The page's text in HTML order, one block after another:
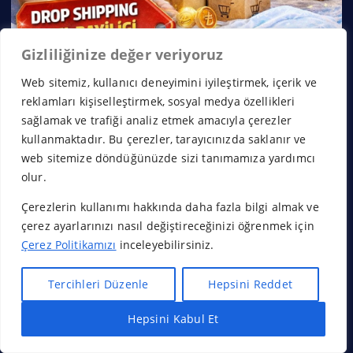
Gizliliğinize değer veriyoruz
Web sitemiz, kullanıcı deneyimini iyileştirmek, içerik ve
reklamları kişiselleştirmek, sosyal medya özellikleri
sağlamak ve trafiği analiz etmek amacıyla çerezler
kullanmaktadır. Bu çerezler, tarayıcınızda saklanır ve
web sitemize döndüğünüzde sizi tanımamıza yardımcı
olur.
Çerezlerin kullanımı hakkında daha fazla bilgi almak ve
çerez ayarlarınızı nasıl değiştireceğinizi öğrenmek için
Çerez Politikamızı inceleyebilirsiniz.
Tercihleri Düzenle Hepsini Reddet
Hepsini Kabul Et
Hızlı Bayilik Al
Copyright © 2026 Franchise Borsası | Powered by